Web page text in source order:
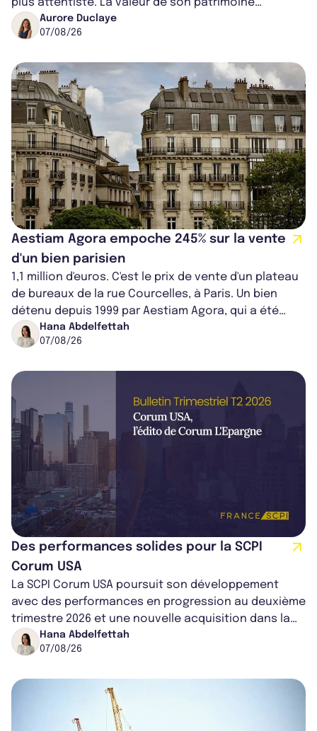
plus attentiste. La valeur de son patrimoine
progresse de 3,8% à périmètre constan...
Aurore Duclaye
07/08/26
Aestiam Agora empoche 245% sur la vente
d'un bien parisien
1,1 million d'euros. C'est le prix de vente d'un plateau
de bureaux de la rue Courcelles, à Paris. Un bien
détenu depuis 1999 par Aestiam Agora, qui a été
cédé avec une plus-value...
Hana Abdelfettah
07/08/26
Des performances solides pour la SCPI
Corum USA
La SCPI Corum USA poursuit son développement
avec des performances en progression au deuxième
trimestre 2026 et une nouvelle acquisition dans la
région de Chicago. Entre hausse de...
Hana Abdelfettah
07/08/26